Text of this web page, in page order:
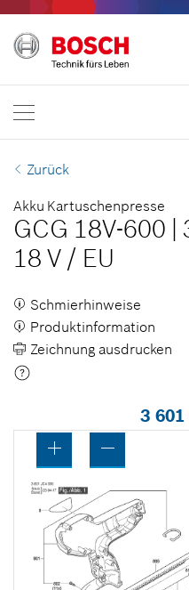
Startseite
Bosch Professional
FR | Français
Zurück
Akku Kartuschenpresse
GCG 18V-600
18 V / EU
Schmierhinweise
Produktinformation
Zeichnung ausdrucken
3